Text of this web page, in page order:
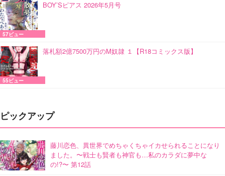
BOY’Sピアス 2026年5月号
57ビュー
落札額2億7500万円のM奴隷 １【R18コミックス版】
55ビュー
ピックアップ
藤川恋色、異世界でめちゃくちゃイカせられることになり
ました。〜戦士も賢者も神官も…私のカラダに夢中な
の!?〜 第12話